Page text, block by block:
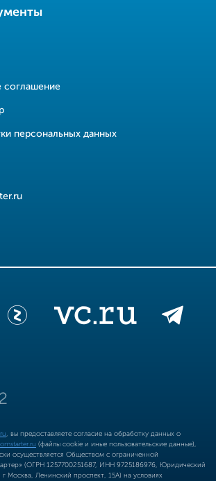
соглашение
персональных данных
, вы предоставляете согласие на обработку данных о
(файлы cookie и иные пользовательские данные),
осуществляется Обществом с ограниченной
(ОГРН 1257700251687, ИНН 9725186976, Юридический
Москва, Ленинский проспект, 15А) на условиях